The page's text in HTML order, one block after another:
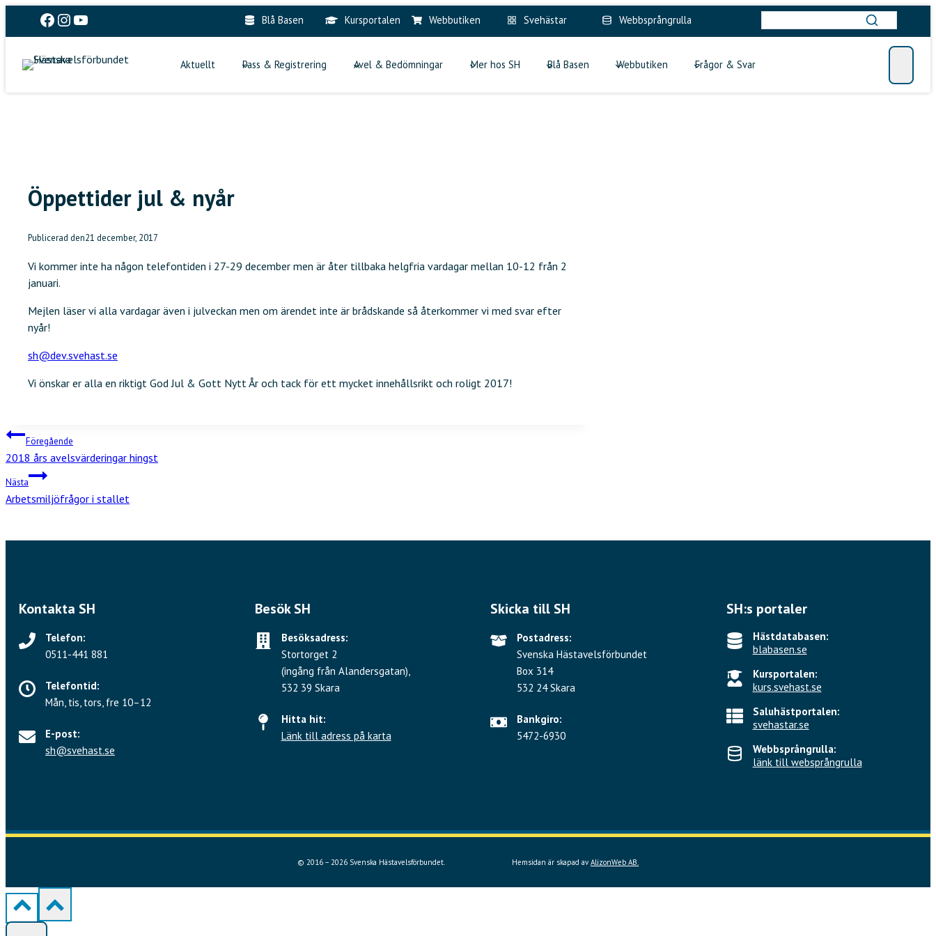
Facebook
Instagram
YouTube Blå Basen Kursportalen Webbutiken Svehästar Webbsprångrulla
Aktuellt Pass & Registrering Avel & Bedömningar Mer hos SH Blå Basen Webbutiken Frågor & Svar
Öppettider jul & nyår
Publicerad den21 december, 2017
Vi kommer inte ha någon telefontiden i 27-29 december men är åter tillbaka helgfria vardagar mellan 10-12 från 2
januari.
Mejlen läser vi alla vardagar även i julveckan men om ärendet inte är brådskande så återkommer vi med svar efter
nyår!
sh@dev.svehast.se
Vi önskar er alla en riktigt God Jul & Gott Nytt År och tack för ett mycket innehållsrikt och roligt 2017!
Inläggsnavigering
Föregående
2018 års avelsvärderingar hingst
Nästa
Arbetsmiljöfrågor i stallet
Kontakta SH
Telefon:
0511-441 881
Telefontid:
Mån, tis, tors, fre 10–12
E-post:
sh@svehast.se
Besök SH
Besöksadress:
Stortorget 2
(ingång från Alandersgatan),
532 39 Skara
Hitta hit:
Länk till adress på karta
Skicka till SH
Postadress:
Svenska Hästavelsförbundet
Box 314
532 24 Skara
Bankgiro:
5472-6930
SH:s portaler
Hästdatabasen:
blabasen.se
Kursportalen:
kurs.svehast.se
Saluhästportalen:
svehastar.se
Webbsprångrulla:
länk till websprångrulla
© 2016 – 2026 Svenska Hästavelsförbundet. Hemsidan är skapad av AlizonWeb AB.